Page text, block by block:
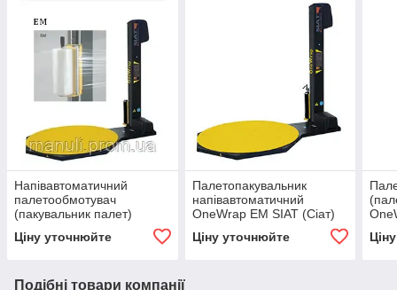
Напівавтоматичний
палетообмотувач
(пакувальник палет)
OneWrap EM SIAT Paklet
Ціну уточнюйте
Палетопакувальник
напівавтоматичний
OneWrap EM SIAT (Сіат)
Ціну уточнюйте
Подібні товари компанії